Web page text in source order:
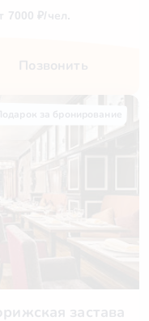
7000 ₽/чел.
Позвонить
застава